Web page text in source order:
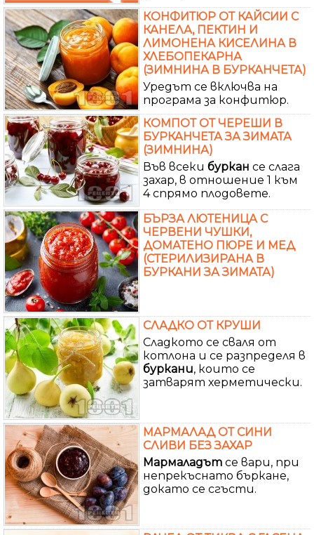
КОНФИТЮР ОТ КАЙСИИ С
КАНЕЛА, ПЕКТИН И
ЛИМОНЕНА КИСЕЛИНА В
ХЛЕБОПЕКАРНА
(ЗИМНИНА В БУРКАНЧЕТА)
Уредът се включва на
програма за конфитюр.
КОМПОТ ОТ ЧЕРЕШИ В
БУРКАНЧЕТА ЗА ЗИМАТА
(ЗИМНИНА)
Във всеки буркан се слага
захар, в отношение 1 към
4 спрямо плодовете.
БЪРЗА ЛЮТЕНИЦА С
ЧЕРВЕНИ ЧУШКИ,
ДОМАТЕНО ПЮРЕ И МЕД
(СТЕРИЛИЗИРАНА В
БУРКАНИ ЗА ЗИМАТА)
СЛАДКО ОТ КРУШИ
Сладкото се сваля от
котлона и се разпределя в
буркани, които се
затварят херметически.
МАРМАЛАД ОТ СИНИ
СЛИВИ БЕЗ ЗАХАР
Мармаладът се вари, при
непрекъснато бъркане,
докато се сгъсти.